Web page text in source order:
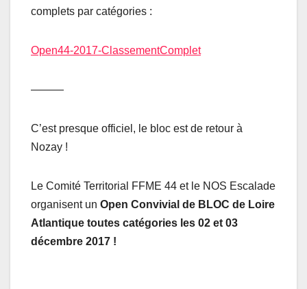
complets par catégories :
Open44-2017-ClassementComplet
———
C’est presque officiel, le bloc est de retour à
Nozay !
Le Comité Territorial FFME 44 et le NOS Escalade
organisent un Open Convivial de BLOC de Loire
Atlantique toutes catégories les 02 et 03
décembre 2017 !